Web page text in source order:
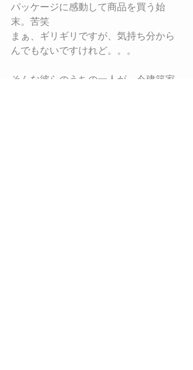
パッケージに感動して商品を買う始
末。苦笑
まぁ、ギリギリですが、気持ち分から
んでもないですけれど。。。
そんな彼らのうちの一人が、今建築家